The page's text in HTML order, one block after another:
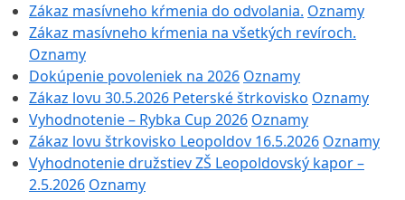
Zákaz masívneho kŕmenia do odvolania. Oznamy
Zákaz masívneho kŕmenia na všetkých revíroch.
Oznamy
Dokúpenie povoleniek na 2026 Oznamy
Zákaz lovu 30.5.2026 Peterské štrkovisko Oznamy
Vyhodnotenie – Rybka Cup 2026 Oznamy
Zákaz lovu štrkovisko Leopoldov 16.5.2026 Oznamy
Vyhodnotenie družstiev ZŠ Leopoldovský kapor –
2.5.2026 Oznamy